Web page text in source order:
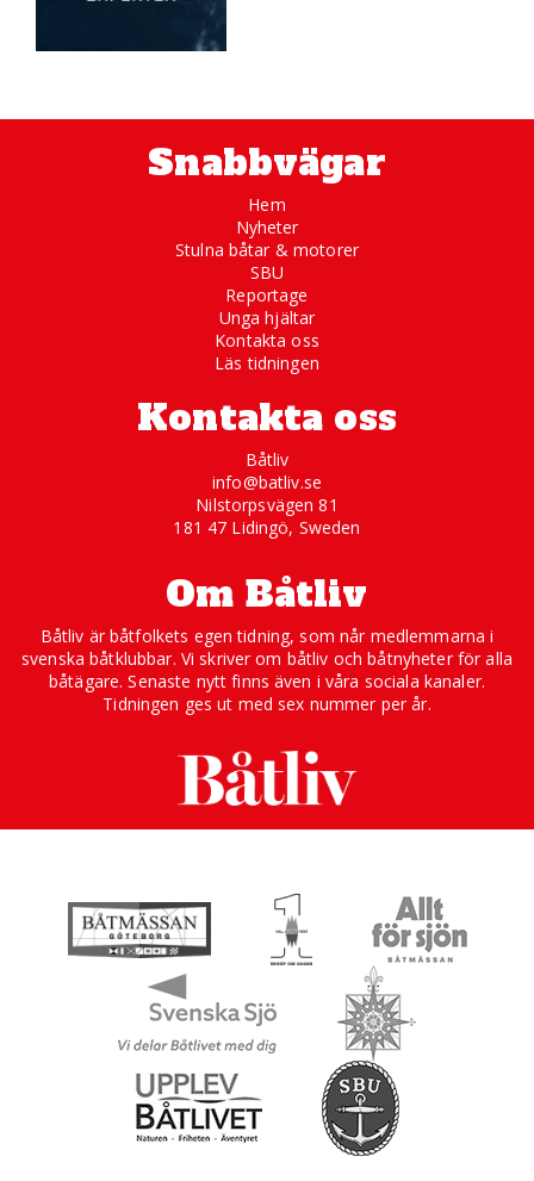
Snabbvägar
Hem
Nyheter
Stulna båtar & motorer
SBU
Reportage
Unga hjältar
Kontakta oss
Läs tidningen
Kontakta oss
Båtliv
info@batliv.se
Nilstorpsvägen 81
181 47 Lidingö, Sweden
Om Båtliv
Båtliv är båtfolkets egen tidning, som når medlemmarna i
svenska båtklubbar. Vi skriver om båtliv och båtnyheter för alla
båtägare. Senaste nytt finns även i våra sociala kanaler.
Tidningen ges ut med sex nummer per år.